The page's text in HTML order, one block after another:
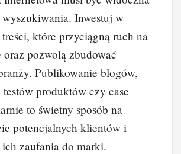
Inwestuj w
które przyciągną ruch na
oraz pozwolą zbudować
Publikowanie blogów,
produktów czy case
to świetny sposób na
potencjalnych klientów i
zaufania do marki.